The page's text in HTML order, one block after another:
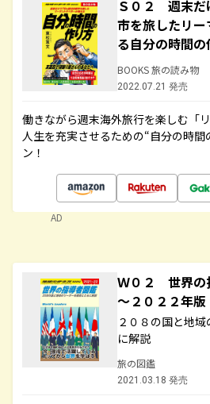
Ｓ０２ 週末だ
市を旅したリ
る自分の時間
BOOKS 旅の読み物
2022.07.21 発売
働きながら週末海外旅行を楽しむ「
人生を充実させるための“自分の時
ン！
AD
Ｗ０２ 世界の
～２０２２年版
２０８の国と地
に解説
旅の図鑑
2021.03.18 発売